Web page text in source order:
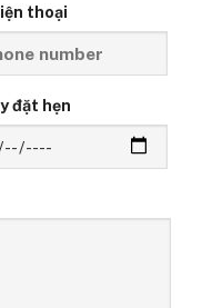
thoại
đặt hẹn